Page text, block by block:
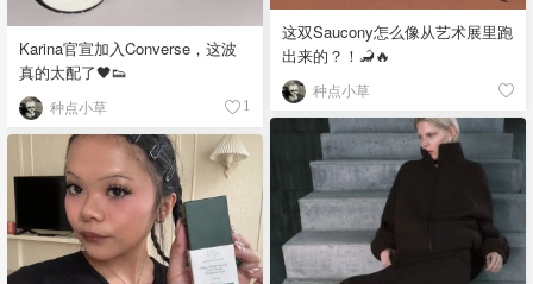
Karina官宣加入Converse，这波
真的太配了🖤👟
种点小草 1
这双Saucony怎么像从艺术展里跑
出来的？！🦂🔥
种点小草